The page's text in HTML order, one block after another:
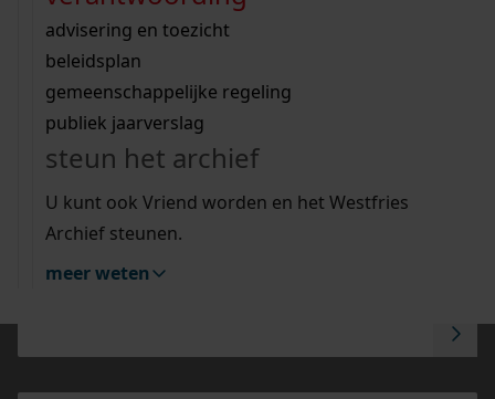
bouwvergunningen
omgevingsvergunningen
vergunningen
beeld en geluid
uitleg nodig?
Wij helpen u op weg met een aantal zoektips.
bekijk alle zoektips
Wij helpen u op weg met een aantal zoektips.
bekijk alle zoektips
bekijk ons geschiedenislokaal
advisering en toezicht
beleidsplan
gemeenschappelijke regeling
publiek jaarverslag
steun het archief
U kunt ook Vriend worden en het Westfries
Archief steunen.
meer weten
gepubliceerde woo-
informatie per gemeente of
gemeenschappelijke
regeling
gemeente hoorn
Ga naar "Gemeente Hoorn".